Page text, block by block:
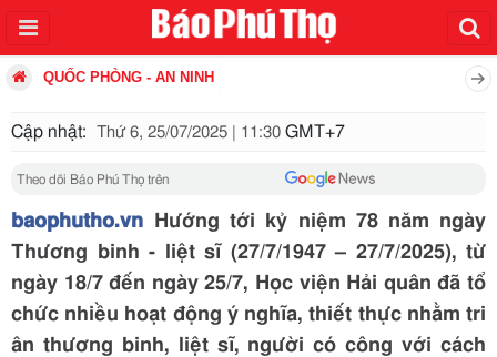
QUỐC PHÒNG - AN NINH
Cập nhật: Thứ 6, 25/07/2025 | 11:30 GMT+7
Theo dõi Báo Phú Thọ trên
baophutho.vn Hướng tới kỷ niệm 78 năm ngày
Thương binh - liệt sĩ (27/7/1947 – 27/7/2025), từ
ngày 18/7 đến ngày 25/7, Học viện Hải quân đã tổ
chức nhiều hoạt động ý nghĩa, thiết thực nhằm tri
ân thương binh, liệt sĩ, người có công với cách